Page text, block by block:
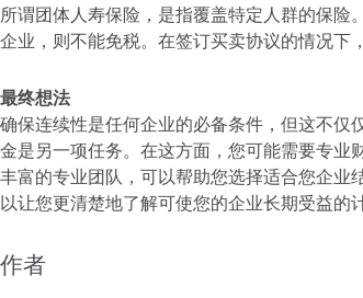
所谓团体人寿保险，是指覆盖特定人群的保
企业，则不能免税。在签订买卖协议的情况下
最终想法
确保连续性是任何企业的必备条件，但这不仅
金是另一项任务。在这方面，您可能需要专
丰富的专业团队，可以帮助您选择适合您企业
以让您更清楚地了解可使您的企业长期受益的
作者